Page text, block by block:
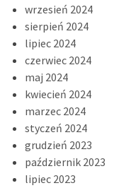
wrzesień 2024
sierpień 2024
lipiec 2024
czerwiec 2024
maj 2024
kwiecień 2024
marzec 2024
styczeń 2024
grudzień 2023
październik 2023
lipiec 2023